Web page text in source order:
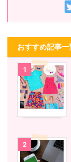
おすすめ記事一
1
2